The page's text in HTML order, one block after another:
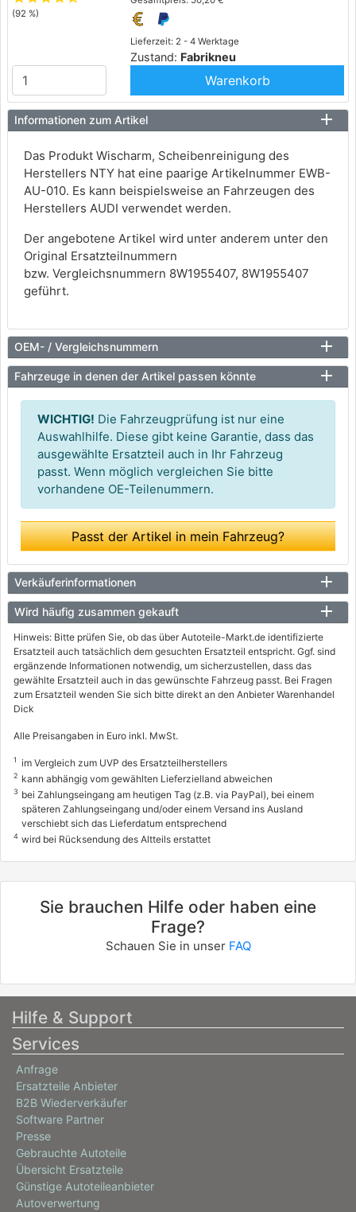
(92 %)
Lieferzeit: 2 - 4 Werktage
Zustand: Fabrikneu
Warenkorb
Informationen zum Artikel
Das Produkt Wischarm, Scheibenreinigung des
Herstellers NTY hat eine paarige Artikelnummer EWB-
AU-010. Es kann beispielsweise an Fahrzeugen des
Herstellers AUDI verwendet werden.
Der angebotene Artikel wird unter anderem unter den
Original Ersatzteilnummern
bzw. Vergleichsnummern 8W1955407, 8W1955407
geführt.
OEM- / Vergleichsnummern
Fahrzeuge in denen der Artikel passen könnte
WICHTIG! Die Fahrzeugprüfung ist nur eine
Auswahlhilfe. Diese gibt keine Garantie, dass das
ausgewählte Ersatzteil auch in Ihr Fahrzeug
passt. Wenn möglich vergleichen Sie bitte
vorhandene OE-Teilenummern.
Passt der Artikel in mein Fahrzeug?
Verkäuferinformationen
Wird häufig zusammen gekauft
Hinweis: Bitte prüfen Sie, ob das über Autoteile-Markt.de identifizierte
Ersatzteil auch tatsächlich dem gesuchten Ersatzteil entspricht. Ggf. sind
ergänzende Informationen notwendig, um sicherzustellen, dass das
gewählte Ersatzteil auch in das gewünschte Fahrzeug passt. Bei Fragen
zum Ersatzteil wenden Sie sich bitte direkt an den Anbieter Warenhandel
Dick
Alle Preisangaben in Euro inkl. MwSt.
1 im Vergleich zum UVP des Ersatzteilherstellers
2 kann abhängig vom gewählten Lieferzielland abweichen
3 bei Zahlungseingang am heutigen Tag (z.B. via PayPal), bei einem
späteren Zahlungseingang und/oder einem Versand ins Ausland
verschiebt sich das Lieferdatum entsprechend
4 wird bei Rücksendung des Altteils erstattet
Sie brauchen Hilfe oder haben eine
Frage?
Schauen Sie in unser FAQ
Hilfe & Support
Services
Anfrage
Ersatzteile Anbieter
B2B Wiederverkäufer
Software Partner
Presse
Gebrauchte Autoteile
Übersicht Ersatzteile
Günstige Autoteileanbieter
Autoverwertung